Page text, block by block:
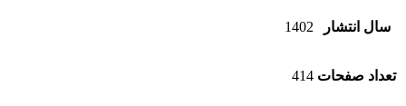
سال انتشار 1402
تعداد صفحات 414